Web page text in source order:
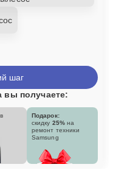
шаг
вы получаете:
Подарок:
скидку 25% на
ремонт техники
Samsung